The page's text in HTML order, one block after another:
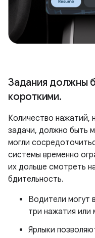
Задания должны
короткими.
Количество нажатий,
задачи, должно быть
могли
системы временно
их дольше смотреть
бдительность.
Водители могут
три нажатия или
Ярлыки